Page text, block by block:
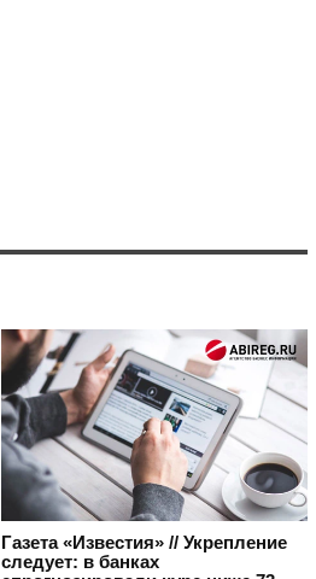
Газета «Известия» // Укрепление
следует: в банках